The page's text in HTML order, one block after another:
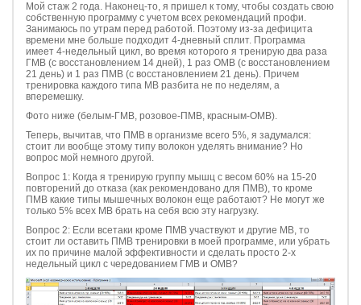
Мой стаж 2 года. Наконец-то, я пришел к тому, чтобы создать свою
собственную программу с учетом всех рекомендаций профи.
Занимаюсь по утрам перед работой. Поэтому из-за дефицита
времени мне больше подходит 4-дневный сплит. Программа
имеет 4-недельный цикл, во время которого я тренирую два раза
ГМВ (с восстановлением 14 дней), 1 раз ОМВ (с восстановлением
21 день) и 1 раз ПМВ (с восстановлением 21 день). Причем
тренировка каждого типа МВ разбита не по неделям, а
вперемешку.
Фото ниже (белым-ГМВ, розовое-ПМВ, красным-ОМВ).
Теперь, вычитав, что ПМВ в организме всего 5%, я задумался:
стоит ли вообще этому типу волокон уделять внимание? Но
вопрос мой немного другой.
Вопрос 1: Когда я тренирую группу мышц с весом 60% на 15-20
повторений до отказа (как рекомендовано для ПМВ), то кроме
ПМВ какие типы мышечных волокон еще работают? Не могут же
только 5% всех МВ брать на себя всю эту нагрузку.
Вопрос 2: Если всетаки кроме ПМВ участвуют и другие МВ, то
стоит ли оставить ПМВ тренировки в моей программе, или убрать
их по причине малой эффективности и сделать просто 2-х
недельный цикл с чередованием ГМВ и ОМВ?